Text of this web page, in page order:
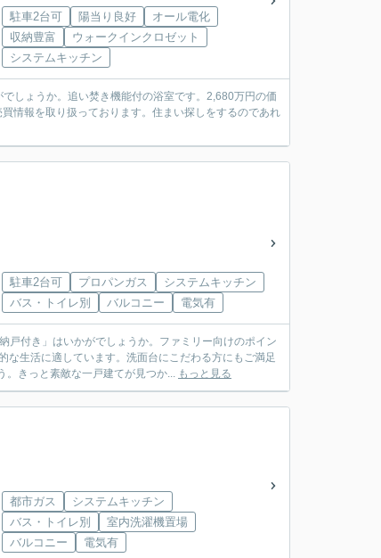
駐車2台可 陽当り良好
オール電化
収納豊富
ウォークインクロゼット
システムキッチン
しょうか。追い焚き機能付の浴室です。2,680万円の価
情報を取り扱っております。住まい探しをするのであれ
駐車2台可 プロパンガス
システムキッチン
バス・トイレ別
バルコニー 電気有
付き」はいかがでしょうか。ファミリー向けのポイン
な生活に適しています。洗面台にこだわる方にもご満足
。きっと素敵な一戸建てが見つか... もっと見る
都市ガス
システムキッチン
バス・トイレ別
室内洗濯機置場
バルコニー
電気有